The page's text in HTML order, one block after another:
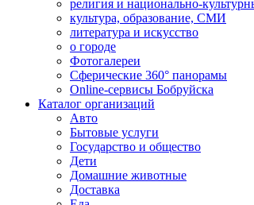
религия и национально-
культура, образование, СМИ
литература и искусство
о городе
Фотогалереи
Сферические 360° панорамы
Online-сервисы Бобруйска
Каталог организаций
Авто
Бытовые услуги
Государство и общество
Дети
Домашние животные
Доставка